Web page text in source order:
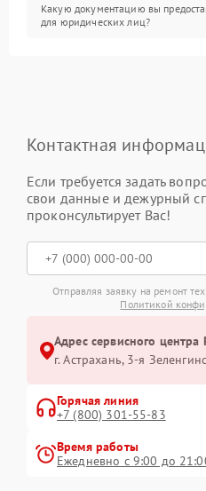
Какую документацию вы
для юридических лиц?
Контактная
Если требуется задать
свои данные и дежурный
проконсультирует Вас!
Отправляя заявку на ремонт
Политикой
Адрес сервисного центра
г. Астрахань, 3-я
Горячая линия
+7 (800) 301-55-83
Время работы
Ежедневно с 9:00 до